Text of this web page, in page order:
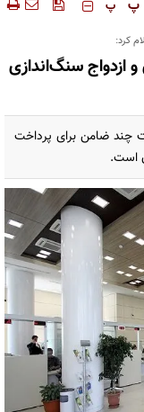
‍‍‍ پ پ
کرد:
ازدواج سنگ‌اندازی
ضامن برای پرداخت
است.